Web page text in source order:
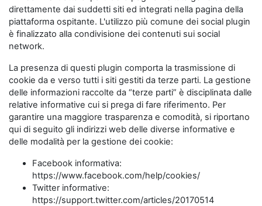
direttamente dai suddetti siti ed integrati nella pagina della
piattaforma ospitante. L'utilizzo più comune dei social plugin
è finalizzato alla condivisione dei contenuti sui social
network.
La presenza di questi plugin comporta la trasmissione di
cookie da e verso tutti i siti gestiti da terze parti. La gestione
delle informazioni raccolte da “terze parti” è disciplinata dalle
relative informative cui si prega di fare riferimento. Per
garantire una maggiore trasparenza e comodità, si riportano
qui di seguito gli indirizzi web delle diverse informative e
delle modalità per la gestione dei cookie:
Facebook informativa:
https://www.facebook.com/help/cookies/
Twitter informative:
https://support.twitter.com/articles/20170514